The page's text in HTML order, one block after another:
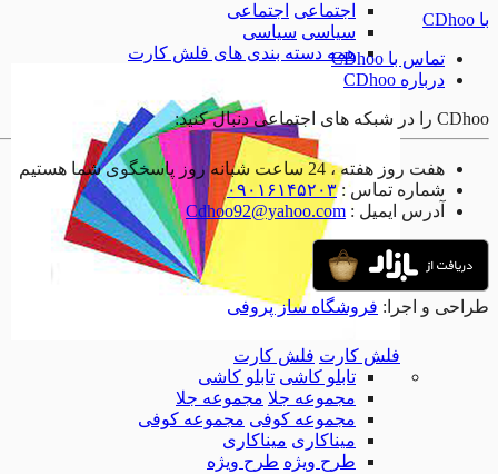
اجتماعی اجتماعی
سیاسی سیاسی
همه دسته بندی های فلش کارت
فلش کارت فلش کارت
تابلو کاشی تابلو کاشی
مجموعه جلا مجموعه جلا
مجموعه کوفی مجموعه کوفی
میناکاری میناکاری
طرح ویژه طرح ویژه
با CDhoo
تماس با CDhoo
درباره CDhoo
CDhoo را در شبکه های اجتماعی دنبال کنید:
هفت روز هفته ، 24 ساعت شبانه روز پاسخگوی شما هستیم
شماره تماس :۰۹۰۱۶۱۴۵۲۰۳
آدرس ایمیل : Cdhoo92@yahoo.com
طراحی و اجرا: فروشگاه ساز پروفی